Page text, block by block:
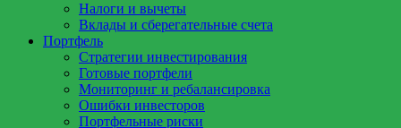
Налоги и вычеты
Вклады и сберегательные счета
Портфель
Стратегии инвестирования
Готовые портфели
Мониторинг и ребалансировка
Ошибки инвесторов
Портфельные риски